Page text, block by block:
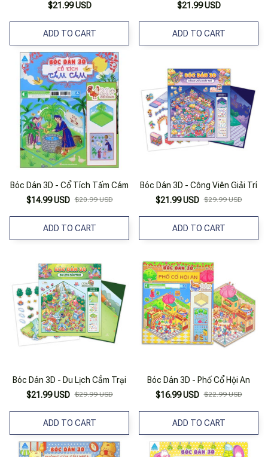
$21.99 USD
ADD TO CART
$21.99 USD
ADD TO CART
Bóc Dán 3D - Cổ Tích Tấm Cám
$14.99 USD $20.99 USD
ADD TO CART
Bóc Dán 3D - Công Viên Giải Trí
$21.99 USD $29.99 USD
ADD TO CART
Bóc Dán 3D - Du Lịch Cắm Trại
$21.99 USD $29.99 USD
ADD TO CART
Bóc Dán 3D - Phố Cổ Hội An
$16.99 USD $22.99 USD
ADD TO CART